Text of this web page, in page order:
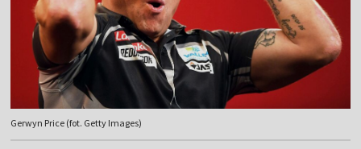
Gerwyn Price (fot. Getty Images)